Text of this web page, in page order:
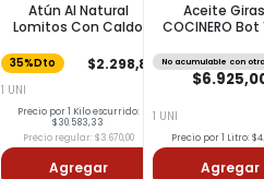
Atún Al Natural
Lomitos Con Caldo
35%Dto $2.298,89
1 UNI
Precio por 1 Kilo escurrido:
$30.583,33
Precio regular: $3.670,00
Agregar
Aceite
COCINERO Bot
No acumulable con
1 UNI
Precio por 1 Litro:
Agregar